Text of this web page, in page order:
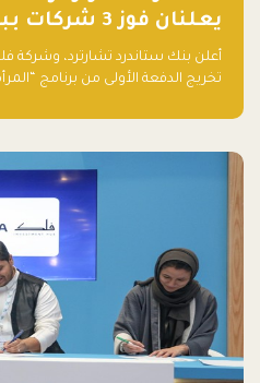
يعلنان فوز 3
والتكنولوجيا”
أعلن بنك ستاندرد تشارترد، وشركة